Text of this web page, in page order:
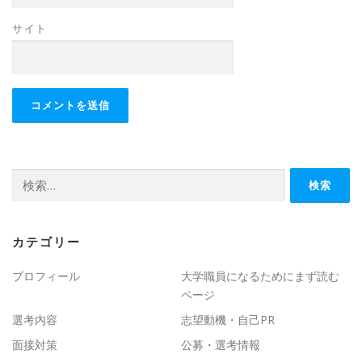
サイト
索:
カテゴリー
プロフィール
大学職員になるためにまず読む
ページ
選考内容
志望動機・自己PR
面接対策
公募・選考情報